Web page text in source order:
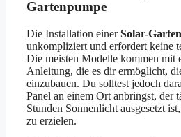
Gartenpumpe
Die Installation einerSolar-
unkompliziert und erfordert keine
Die meisten Modelle kommen mit
Anleitung, die es dir ermöglicht,
einzubauen. Du solltest jedoch
Panel an einem Ort anbringst, der
Stunden Sonnenlicht ausgesetzt
zu erzielen.